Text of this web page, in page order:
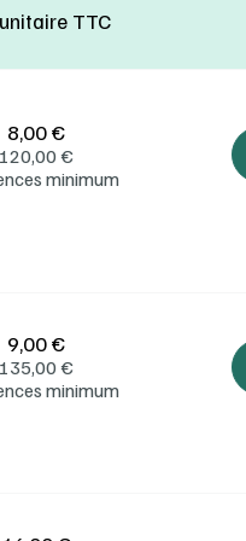
TTC
8,00 €
120,00 €
minimum
9,00 €
135,00 €
minimum